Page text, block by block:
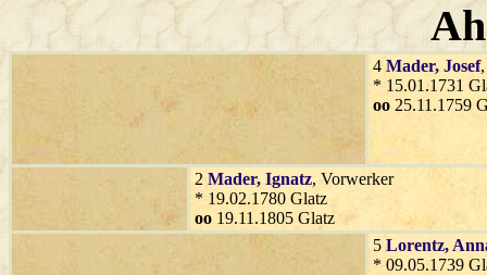
4 Mader, Josef
* 15.01.1731
oo 25.11.1759
2 Mader, Ignatz, Vorwerker
* 19.02.1780 Glatz
oo 19.11.1805 Glatz
5 Lorentz,
* 09.05.1739